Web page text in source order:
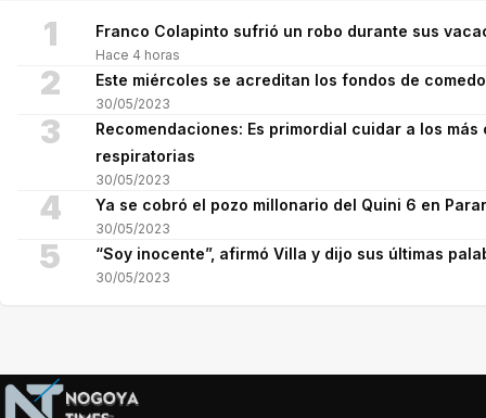
1 Franco Colapinto sufrió un robo durante sus
Hace 4 horas
2 Este miércoles se acreditan los fondos de
30/05/2023
3
Recomendaciones: Es primordial cuidar a los
respiratorias
30/05/2023
4 Ya se cobró el pozo millonario del Quini 6 en
30/05/2023
5 “Soy inocente”, afirmó Villa y dijo sus últimas
30/05/2023